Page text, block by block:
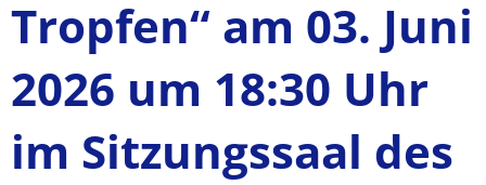
Tropfen“ am 03. Juni
2026 um 18:30 Uhr
im Sitzungssaal des